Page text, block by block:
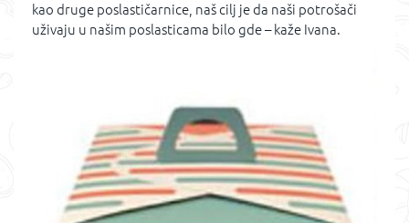
kao druge poslastičarnice, naš cilj je da naši potrošači
uživaju u našim poslasticama bilo gde – kaže Ivana.